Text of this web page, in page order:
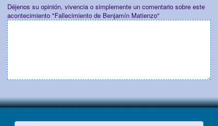
Déjenos su opinión, vivencia o simplemente un comentario sobre este
acontecimiento "Fallecimiento de Benjamín Matienzo"